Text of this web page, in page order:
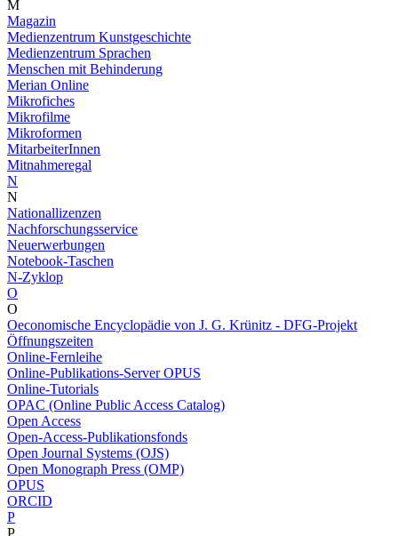
M
Magazin
Medienzentrum Kunstgeschichte
Medienzentrum Sprachen
Menschen mit Behinderung
Merian Online
Mikrofiches
Mikrofilme
Mikroformen
MitarbeiterInnen
Mitnahmeregal
N
N
Nationallizenzen
Nachforschungsservice
Neuerwerbungen
Notebook-Taschen
N-Zyklop
O
O
Oeconomische Encyclopädie von J. G. Krünitz - DFG-Projekt
Öffnungszeiten
Online-Fernleihe
Online-Publikations-Server OPUS
Online-Tutorials
OPAC (Online Public Access Catalog)
Open Access
Open-Access-Publikationsfonds
Open Journal Systems (OJS)
Open Monograph Press (OMP)
OPUS
ORCID
P
P